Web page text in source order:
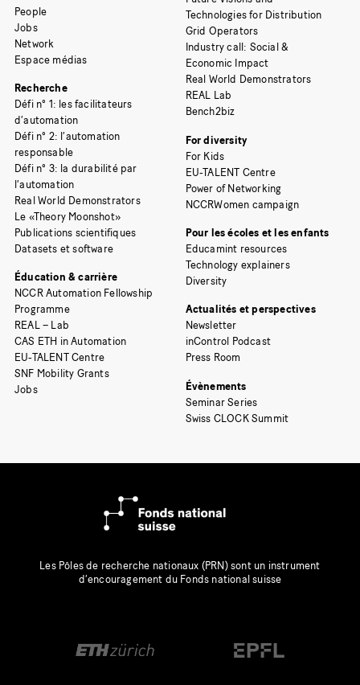
People
Jobs
Network
Espace médias
Recherche
Défi n° 1: les facilitateurs
d’automation
Défi n° 2: l’automation
responsable
Défi n° 3: la durabilité par
l’automation
Real World Demonstrators
Le «Theory Moonshot»
Publications scientifiques
Datasets et software
Éducation & carrière
NCCR Automation Fellowship
Programme
REAL – Lab
CAS ETH in Automation
EU-TALENT Centre
SNF Mobility Grants
Jobs
Technologies for Distribution
Grid Operators
Industry call: Social &
Economic Impact
Real World Demonstrators
REAL Lab
Bench2biz
For diversity
For Kids
EU-TALENT Centre
Power of Networking
NCCRWomen campaign
Pour les écoles et les enfants
Educamint resources
Technology explainers
Diversity
Actualités et perspectives
Newsletter
inControl Podcast
Press Room
Évènements
Seminar Series
Swiss CLOCK Summit
Les Pôles de recherche nationaux (PRN) sont un instrument
d’encouragement du Fonds national suisse